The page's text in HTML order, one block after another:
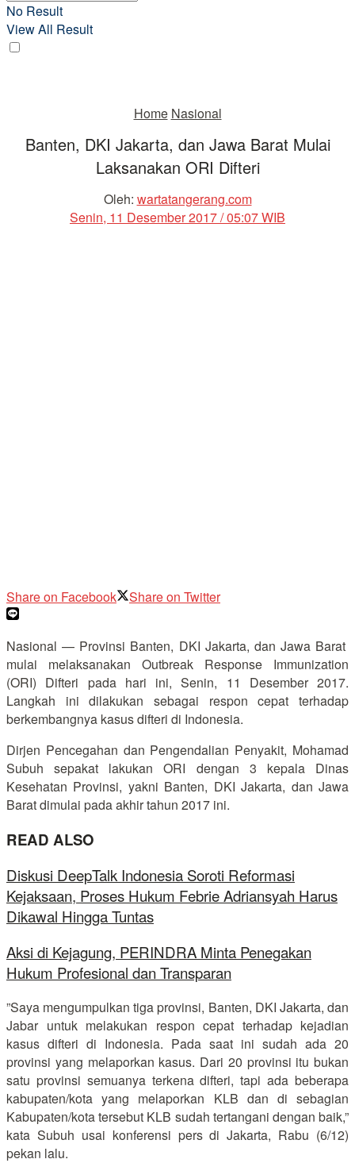
No Result
View All Result
Home Nasional
Banten, DKI Jakarta, dan Jawa Barat Mulai
Laksanakan ORI Difteri
Oleh: wartatangerang.com
Senin, 11 Desember 2017 / 05:07 WIB
Share on Facebook Share on Twitter
Nasional — Provinsi Banten, DKI Jakarta, dan Jawa Barat
mulai melaksanakan Outbreak Response Immunization
(ORI) Difteri pada hari ini, Senin, 11 Desember 2017.
Langkah ini dilakukan sebagai respon cepat terhadap
berkembangnya kasus difteri di Indonesia.
Dirjen Pencegahan dan Pengendalian Penyakit, Mohamad
Subuh sepakat lakukan ORI dengan 3 kepala Dinas
Kesehatan Provinsi, yakni Banten, DKI Jakarta, dan Jawa
Barat dimulai pada akhir tahun 2017 ini.
READ ALSO
Diskusi DeepTalk Indonesia Soroti Reformasi
Kejaksaan, Proses Hukum Febrie Adriansyah Harus
Dikawal Hingga Tuntas
Aksi di Kejagung, PERINDRA Minta Penegakan
Hukum Profesional dan Transparan
”Saya mengumpulkan tiga provinsi, Banten, DKI Jakarta, dan
Jabar untuk melakukan respon cepat terhadap kejadian
kasus difteri di Indonesia. Pada saat ini sudah ada 20
provinsi yang melaporkan kasus. Dari 20 provinsi itu bukan
satu provinsi semuanya terkena difteri, tapi ada beberapa
kabupaten/kota yang melaporkan KLB dan di sebagian
Kabupaten/kota tersebut KLB sudah tertangani dengan baik,”
kata Subuh usai konferensi pers di Jakarta, Rabu (6/12)
pekan lalu.